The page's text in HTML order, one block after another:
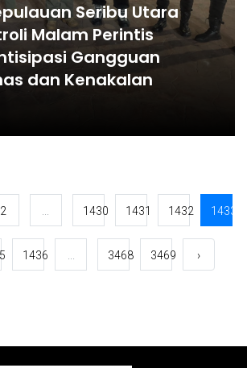
Seribu Utara
Malam Perintis
Gangguan
dan Kenakalan
2 1430 1431 1432 1433
1436 3468 3469 ›